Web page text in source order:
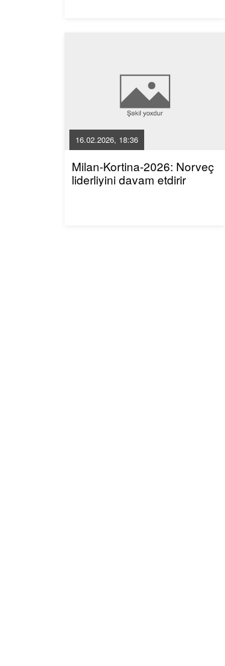
16.02.2026, 18:36
Milan-Kortina-2026: Norveç
liderliyini davam etdirir